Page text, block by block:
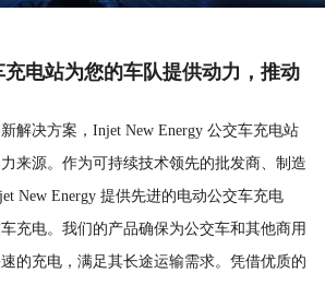
电站为您的车队提供动力，推动
解决方案，Injet New Energy 公交车充电站
来源。作为可持续技术领先的批发商、制造
New Energy 提供先进的电动公交车充电
充电。我们的产品确保为公交车和其他商用
的充电，满足其长途运输需求。凭借优质的